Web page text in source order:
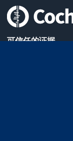
可信任的证据
The Cochrane
版权所有：© 2026